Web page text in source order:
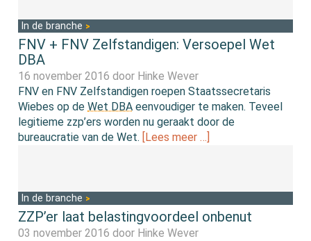
In de branche
FNV + FNV Zelfstandigen: Versoepel Wet
DBA
16 november 2016 door Hinke Wever
FNV en FNV Zelfstandigen roepen Staatssecretaris
Wiebes op deWet DBA eenvoudiger te maken. Teveel
legitieme zzp’ers worden nu geraakt door de
bureaucratie van de Wet. [Lees meer …]
In de branche
ZZP’er laat belastingvoordeel onbenut
03 november 2016 door Hinke Wever